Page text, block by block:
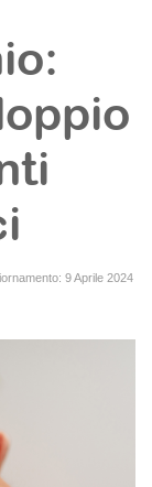
9 Aprile 2024